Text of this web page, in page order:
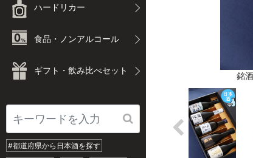
ハードリカー
食品・ノンアルコール
ギフト・飲み比べセット
#都道府県から日本酒を探す
銘